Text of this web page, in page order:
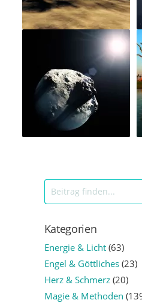
Kategorien
Energie & Licht(63)
Engel & Göttliches(23)
Herz & Schmerz(20)
Magie & Methoden